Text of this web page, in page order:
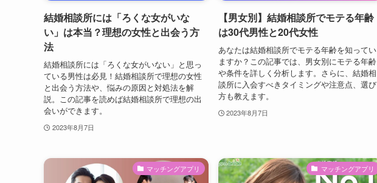
結婚相談所には「ろくな女がいな
い」は本当？理想の女性と出会う方
法
結婚相談所には「ろくな女がいない」と思っ
ている男性は必見！結婚相談所で理想の女性
と出会う方法や、悩みの原因と対処法を解
説。この記事を読めば結婚相談所で理想の出
会いができます。
2023年8月7日
【男女別】結婚相談所でモテる年齢
は30代男性と20代女性
あなたは結婚相談所でモテる年齢を知ってい
ますか？この記事では、男女別にモテる年齢
や条件を詳しく分析します。さらに、結婚相
談所に入会すべきタイミングや注意点、選び
方も教えます。
2023年8月7日
マッチングアプリ マッチングアプリ